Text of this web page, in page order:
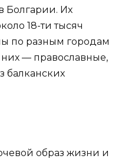
Болгарии. Их
18-ти тысяч
по разным городам
— православные,
балканских
образ жизни и